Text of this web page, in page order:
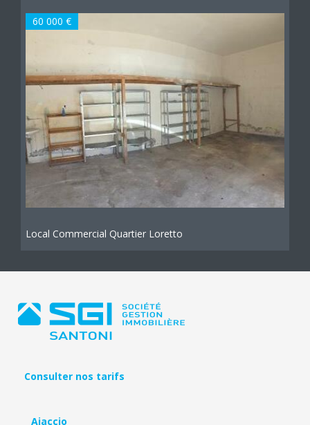
60 000 €
Local Commercial Quartier Loretto
Consulter nos tarifs
Ajaccio